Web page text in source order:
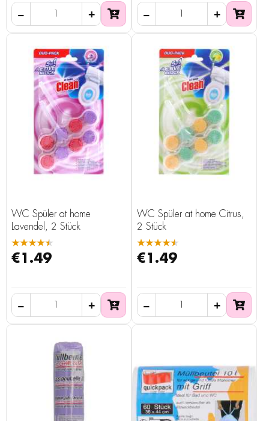
WC Spüler at home
Lavendel, 2 Stück
★★★★★
€1.49
WC Spüler at home Citrus,
2 Stück
★★★★★
€1.49